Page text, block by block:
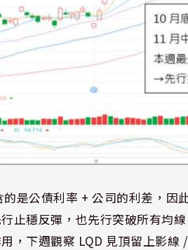
的是公債利率 + 公司的利差，
止穩反彈，也先行突破所有均線
，下週觀察 LQD 見頂留上影